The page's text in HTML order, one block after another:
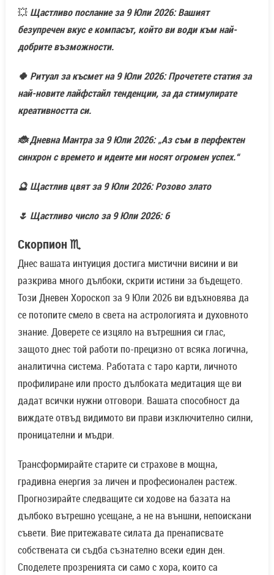
💥 Щастливо послание за 9 Юли 2026: Вашият
безупречен вкус е компасът, който ви води към най-
добрите възможности.
🍀 Ритуал за късмет на 9 Юли 2026: Прочетете статия за
най-новите лайфстайл тенденции, за да стимулирате
креативността си.
🐞 Дневна Мантра за 9 Юли 2026: „Аз съм в перфектен
синхрон с времето и идеите ми носят огромен успех.“
🔮 Щастлив цвят за 9 Юли 2026: Розово злато
🌷 Щастливо число за 9 Юли 2026: 6
Скорпион ♏
Днес вашата интуиция достига мистични висини и ви
разкрива много дълбоки, скрити истини за бъдещето.
Този Дневен Хороскоп за 9 Юли 2026 ви вдъхновява да
се потопите смело в света на астрологията и духовното
знание. Доверете се изцяло на вътрешния си глас,
защото днес той работи по-прецизно от всяка логична,
аналитична система. Работата с таро карти, личното
профилиране или просто дълбоката медитация ще ви
дадат всички нужни отговори. Вашата способност да
виждате отвъд видимото ви прави изключително силни,
проницателни и мъдри.
Трансформирайте старите си страхове в мощна,
градивна енергия за личен и професионален растеж.
Прогнозирайте следващите си ходове на базата на
дълбоко вътрешно усещане, а не на външни, непоискани
съвети. Вие притежавате силата да пренаписвате
собствената си съдба съзнателно всеки един ден.
Споделете прозренията си само с хора, които са